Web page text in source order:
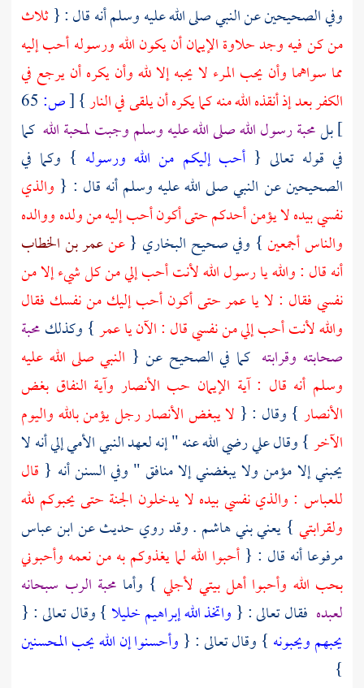
وفي الصحيحين عن النبي صلى الله عليه وسلم أنه قال : {ثلاث
من كن فيه وجد حلاوة الإيمان أن يكون الله ورسوله أحب إليه
مما سواهما وأن يحب المرء لا يحبه إلا لله وأن يكره أن يرجع في
الكفر بعد إذ أنقذه الله منه كما يكره أن يلقى في النار}
[ص: 65
]بلمحبة رسول الله صلى الله عليه وسلم وجبت لمحبة الله كما
في قوله تعالى {أحب إليكم من الله ورسوله } وكما في
الصحيحين عن النبي صلى الله عليه وسلم أنه قال : { والذي
نفسي بيده لا يؤمن أحدكم حتى أكون أحب إليه من ولده ووالده
والناس أجمعين} وفي صحيح البخاري {عنعمر بن الخطاب
أنه قال : والله يا رسول الله لأنت أحب إلي من كل شيء إلا من
نفسي فقال : لا ياعمرحتى أكون أحب إليك من نفسك فقال
والله لأنت أحب إلي من نفسي قال : الآن ياعمر} وكذلكمحبة
صحابته وقرابته كما في الصحيح عن { النبي صلى الله عليه
وسلم أنه قال : آية الإيمان حب الأنصار وآية النفاق بغض
الأنصار } وقال : { لا يبغضالأنصاررجل يؤمن بالله واليوم
الآخر} وقالعليرضي الله عنه " إنه لعهد النبي الأمي إلي أنه لا
يحبني إلا مؤمن ولا يبغضني إلا منافق " وفي السنن أنه { قال
للعباس : والذي نفسي بيده لا يدخلون الجنة حتى يحبوكم لله
ولقرابتي } يعنيبني هاشم . وقد روي حديث عنابن عباس
مرفوعا أنه قال : {أحبوا الله لما يغذوكم به من نعمه وأحبوني
بحب الله وأحبوا أهل بيتي لأجلي } وأما محبة الرب سبحانه
لعبده فقال تعالى : { واتخذ الله إبراهيم خليلا } وقال تعالى : {
يحبهم ويحبونه } وقال تعالى : { وأحسنوا إن الله يحب المحسنين
}